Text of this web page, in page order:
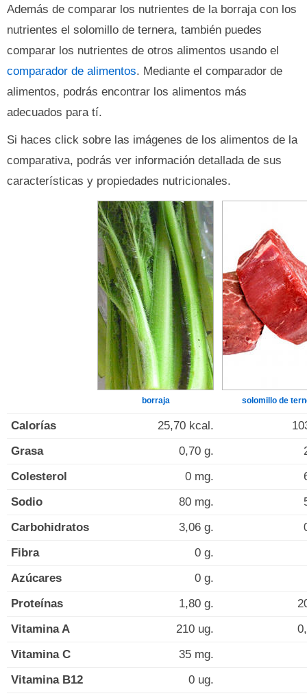
Además de comparar los nutrientes de la borraja con los
nutrientes el solomillo de ternera, también puedes
comparar los nutrientes de otros alimentos usando el
comparador de alimentos. Mediante el comparador de
alimentos, podrás encontrar los alimentos más
adecuados para tí.
Si haces click sobre las imágenes de los alimentos de la
comparativa, podrás ver información detallada de sus
características y propiedades nutricionales.
borraja solomillo de
Calorías 25,70 kcal.
Grasa
0,70 g.
Colesterol
0 mg.
Sodio
80 mg.
Carbohidratos
3,06 g.
Fibra
0 g.
Azúcares
0 g.
Proteínas
1,80 g.
Vitamina A
210 ug.
Vitamina C
35 mg.
Vitamina B12
0 ug.